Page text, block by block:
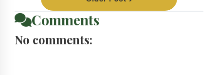
Comments
No comments: